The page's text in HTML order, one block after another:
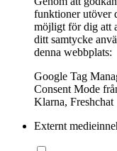
funktioner utöver
möjligt för dig att
ditt samtycke
denna webbplats:
Google Tag
Consent Mode
Klarna, Freshchat
Externt